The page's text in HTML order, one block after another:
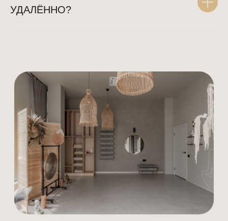
УДАЛЁННО?